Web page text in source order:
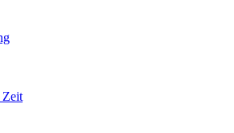
Zeit